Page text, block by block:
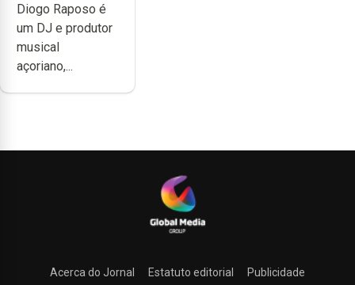
noção do quão
difícil é
produzir uma
música”
Diogo Raposo é
um DJ e produtor
musical
açoriano,...
Acerca do Jornal Estatuto editorial Publicidade